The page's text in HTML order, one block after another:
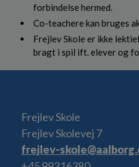
forbindelse hermed.
Co-teachere kan bruges
Frejlev Skole er ikke
bragt i spil ift. elever og
Frejlev Skole
Frejlev Skolevej 7
frejlev-